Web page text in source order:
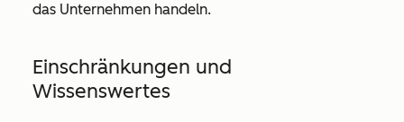
das Unternehmen handeln.
Einschränkungen und
Wissenswertes